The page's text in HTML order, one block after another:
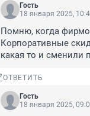
Гость
18 января 2025,
Помню, когда
Корпоративные
какая то и сменили
ОТВЕТИТЬ
Гость
18 января 2025,